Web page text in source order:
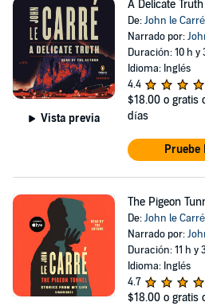
Vista previa
A Delicate Truth
De:John le Carré
Narrado por:
Duración: 10 h y
Idioma: Inglés
4.4
$18.00 o gratis
días
Pruebe
The Pigeon
De:John le Carré
Narrado por:
Duración: 11 h y
Idioma: Inglés
4.7
$18.00 o gratis